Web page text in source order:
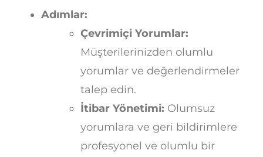
Adımlar:
Çevrimiçi Yorumlar:
Müşterilerinizden olumlu
yorumlar ve değerlendirmeler
talep edin.
İtibar Yönetimi: Olumsuz
yorumlara ve geri bildirimlere
profesyonel ve olumlu bir